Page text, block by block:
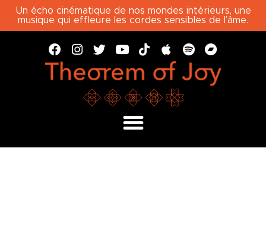
Un écho cinématique de nos mondes intérieurs, une
musique qui effleure les cordes sensibles de l’âme.